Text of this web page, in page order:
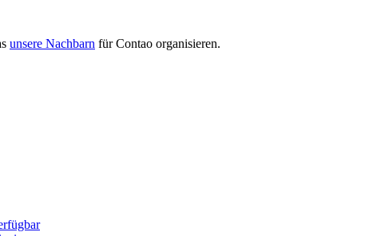
unsere Nachbarn für Contao organisieren.